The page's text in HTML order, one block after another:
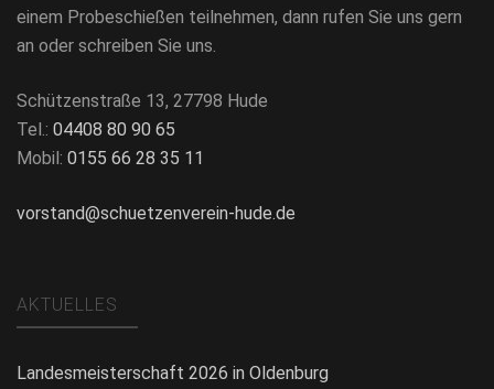
einem Probeschießen teilnehmen, dann rufen Sie uns gern
an oder schreiben Sie uns.
Schützenstraße 13, 27798 Hude
Tel.: 04408 80 90 65
Mobil: 0155 66 28 35 11
vorstand@schuetzenverein-hude.de
AKTUELLES
Landesmeisterschaft 2026 in Oldenburg